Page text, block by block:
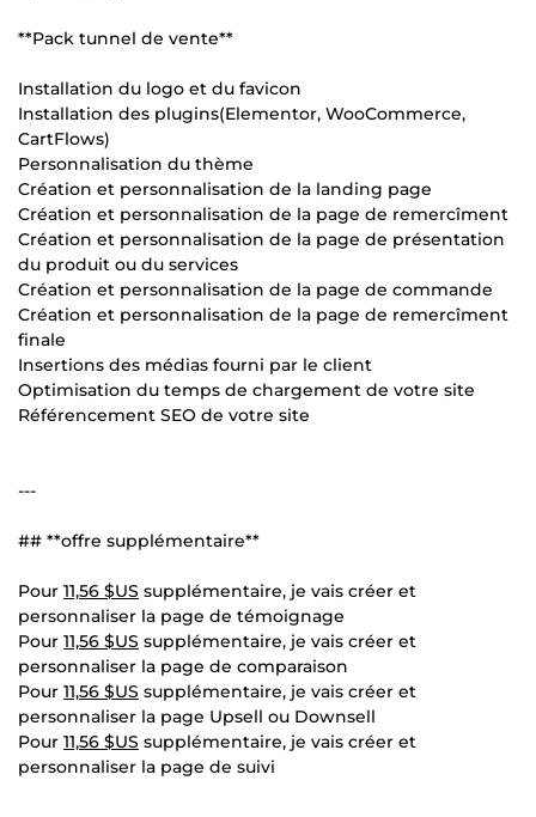
**Pack tunnel de vente**
Installation du logo et du favicon
Installation des plugins(Elementor, WooCommerce,
CartFlows)
Personnalisation du thème
Création et personnalisation de la landing page
Création et personnalisation de la page de remercîment
Création et personnalisation de la page de présentation
du produit ou du services
Création et personnalisation de la page de commande
Création et personnalisation de la page de remercîment
finale
Insertions des médias fourni par le client
Optimisation du temps de chargement de votre site
Référencement SEO de votre site
---
## **offre supplémentaire**
Pour 11,56 $US supplémentaire, je vais créer et
personnaliser la page de témoignage
Pour 11,56 $US supplémentaire, je vais créer et
personnaliser la page de comparaison
Pour 11,56 $US supplémentaire, je vais créer et
personnaliser la page Upsell ou Downsell
Pour 11,56 $US supplémentaire, je vais créer et
personnaliser la page de suivi